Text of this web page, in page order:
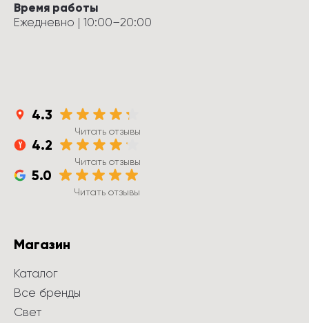
Время работы
Ежедневно | 10:00–20:00
4.3
Читать отзывы
4.2
Читать отзывы
5.0
Читать отзывы
Магазин
Каталог
Все бренды
Свет